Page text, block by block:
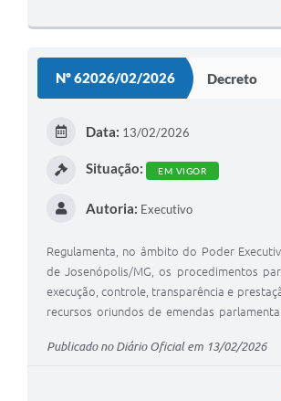
Nº 62026/02/2026 Decreto
Data: 13/02/2026
Situação: EM VIGOR
Autoria: Executivo
Regulamenta, no âmbito do Poder
de Josenópolis/MG, os procedimentos
execução, controle, transparência e
recursos oriundos de emendas
Publicado no Diário Oficial em 13/02/2026